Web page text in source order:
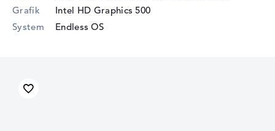
Grafik
Intel HD Graphics 500
System
Endless OS